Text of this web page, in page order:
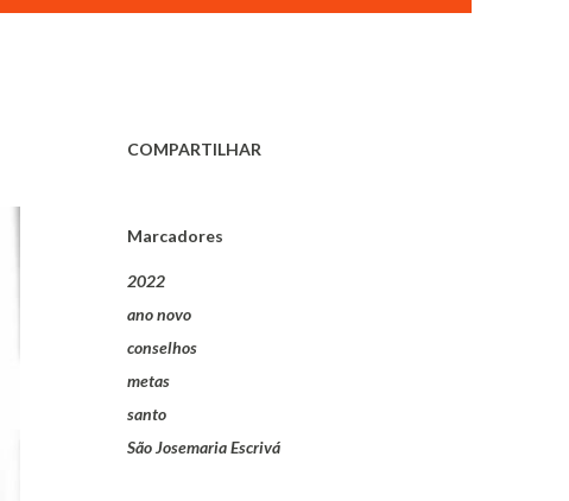
COMPARTILHAR
Marcadores
2022
ano novo
conselhos
metas
santo
São Josemaria Escrivá